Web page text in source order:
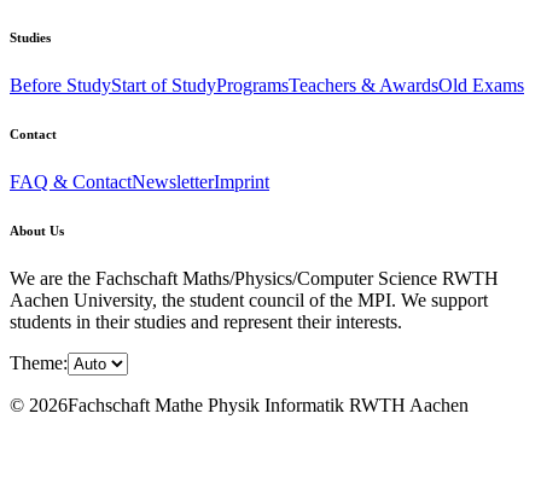
Studies
Before StudyStart of StudyProgramsTeachers & AwardsOld Exams
Contact
FAQ & ContactNewsletterImprint
About Us
We are the Fachschaft Maths/Physics/Computer Science RWTH
Aachen University, the student council of the MPI. We support
students in their studies and represent their interests.
Theme:
© 2026Fachschaft Mathe Physik Informatik RWTH Aachen